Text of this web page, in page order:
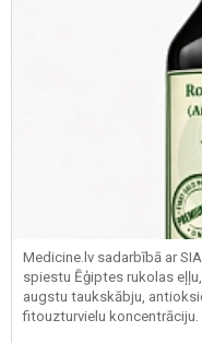
Medicine.lv sadarbībā ar
spiestu Ēģiptes rukolas
augstu taukskābju,
fitouzturvielu koncentrāciju.